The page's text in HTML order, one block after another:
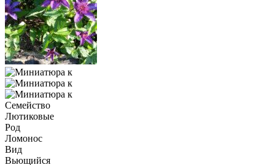
Семейство
Лютиковые
Род
Ломонос
Вид
Вьющийся